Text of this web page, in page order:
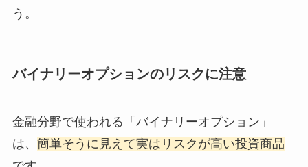
う。
バイナリーオプションのリスクに注意
金融分野で使われる「バイナリーオプション」
は、 簡単そうに見えて実はリスクが高い投資商品